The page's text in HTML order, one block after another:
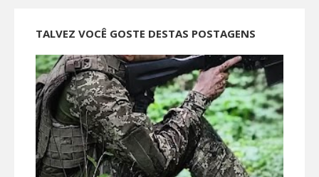
TALVEZ VOCÊ GOSTE DESTAS POSTAGENS